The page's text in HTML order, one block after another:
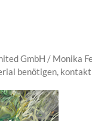
GmbH / Monika
benötigen,